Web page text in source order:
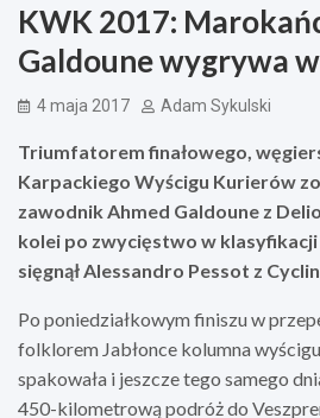
KWK 2017:
Galdoune wygrywa
4 maja 2017 Adam Sykulski
Triumfatorem finałowego,
Karpackiego Wyścigu Kurierów
zawodnik Ahmed Galdoune z
kolei po zwycięstwo w
sięgnął Alessandro Pessot z
Po poniedziałkowym finiszu w
folklorem Jabłonce kolumna
spakowała i jeszcze tego samego
450-kilometrową podróż do